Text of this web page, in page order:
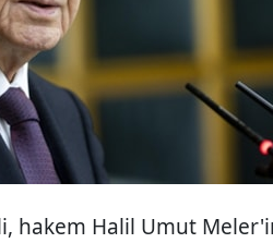
hakem Halil Umut